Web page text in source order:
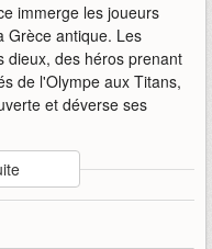
immerge les joueurs
Grèce antique. Les
dieux, des héros prenant
de l'Olympe aux Titans,
et déverse ses